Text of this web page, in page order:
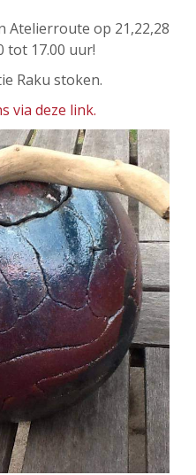
Atelierroute op 21,22,28
tot 17.00 uur!
Raku stoken.
via deze link.